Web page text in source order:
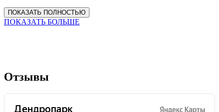
ПОКАЗАТЬ ПОЛНОСТЬЮ
ПОКАЗАТЬ БОЛЬШЕ
Отзывы